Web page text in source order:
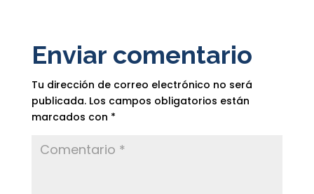
Enviar comentario
Tu dirección de correo electrónico no será
publicada. Los campos obligatorios están
marcados con *